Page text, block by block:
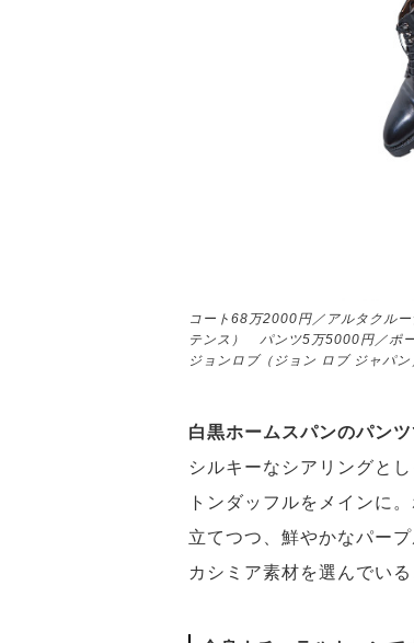
コート68万2000円／アルタクル
テンス） パンツ5万5000円／ポ
ジョンロブ（ジョン ロブ ジャパン
白黒ホームスパンのパン
シルキーなシアリングと
トンダッフルをメインに
立てつつ、鮮やかなパー
カシミア素材を選んでい